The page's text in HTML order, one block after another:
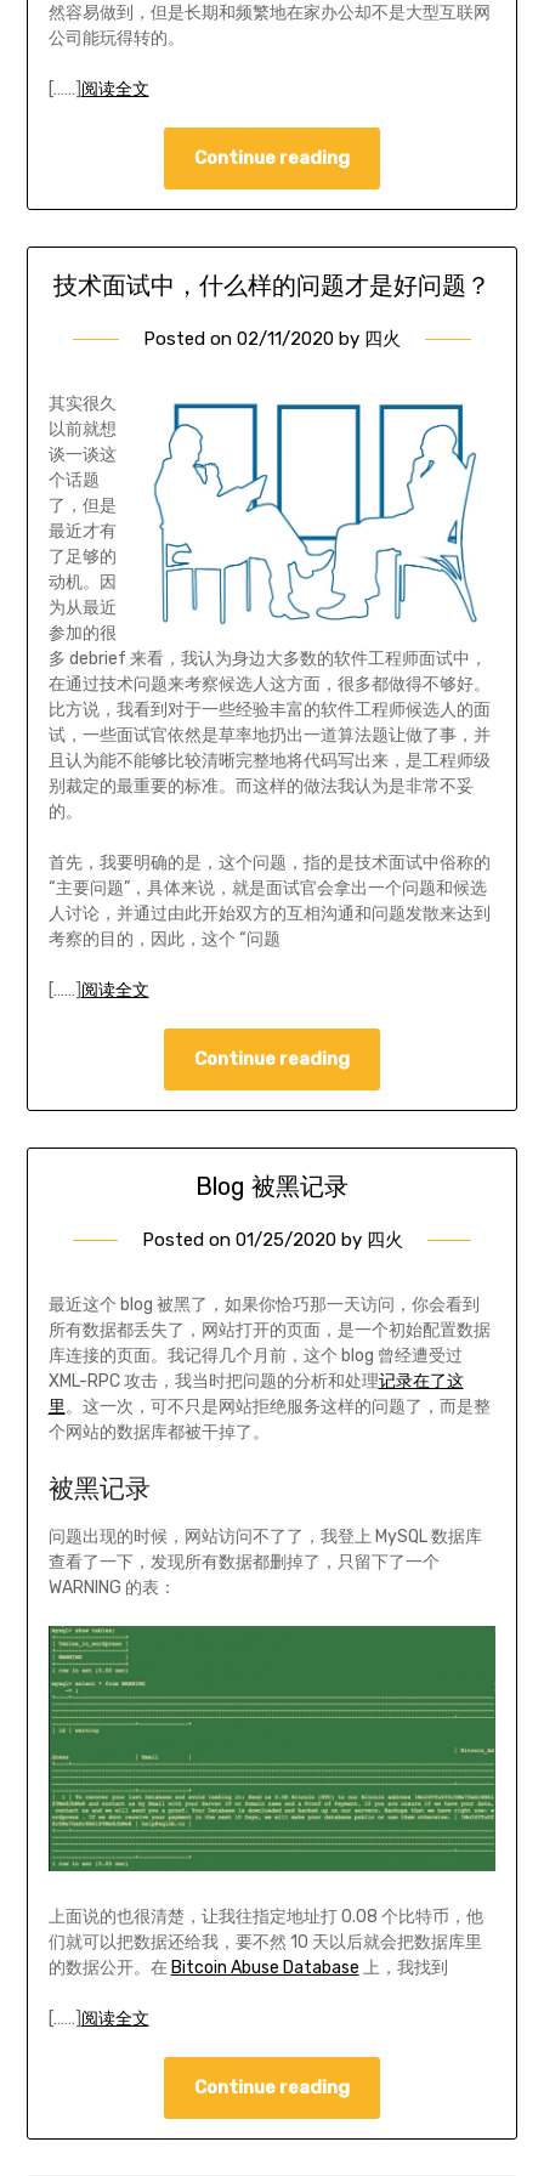
然容易做到，但是长期和频繁地在家办公却不是大型互联网
公司能玩得转的。
[……] 阅读全文
Continue reading
技术面试中，什么样的问题才是好问题？
Posted on 02/11/2020 by 四火
其实很久
以前就想
谈一谈这
个话题
了，但是
最近才有
了足够的
动机。因
为从最近
参加的很
多 debrief 来看，我认为身边大多数的软件工程师面试中，
在通过技术问题来考察候选人这方面，很多都做得不够好。
比方说，我看到对于一些经验丰富的软件工程师候选人的面
试，一些面试官依然是草率地扔出一道算法题让做了事，并
且认为能不能够比较清晰完整地将代码写出来，是工程师级
别裁定的最重要的标准。而这样的做法我认为是非常不妥
的。
首先，我要明确的是，这个问题，指的是技术面试中俗称的
“主要问题”，具体来说，就是面试官会拿出一个问题和候选
人讨论，并通过由此开始双方的互相沟通和问题发散来达到
考察的目的，因此，这个 “问题
[……] 阅读全文
Continue reading
Blog 被黑记录
Posted on 01/25/2020by 四火
最近这个 blog 被黑了，如果你恰巧那一天访问，你会看到
所有数据都丢失了，网站打开的页面，是一个初始配置数据
库连接的页面。我记得几个月前，这个 blog 曾经遭受过
XML-RPC 攻击，我当时把问题的分析和处理记录在了这
里。这一次，可不只是网站拒绝服务这样的问题了，而是整
个网站的数据库都被干掉了。
被黑记录
问题出现的时候，网站访问不了了，我登上 MySQL 数据库
查看了一下，发现所有数据都删掉了，只留下了一个
WARNING 的表：
上面说的也很清楚，让我往指定地址打 0.08 个比特币，他
们就可以把数据还给我，要不然 10 天以后就会把数据库里
的数据公开。在 Bitcoin Abuse Database 上，我找到
[……] 阅读全文
Continue reading